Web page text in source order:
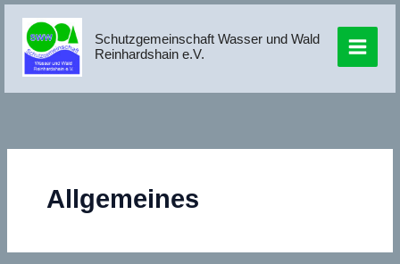
Inhalt
springen
Schutzgemeinschaft Wasser und Wald
Reinhardshain e.V.
Allgemeines